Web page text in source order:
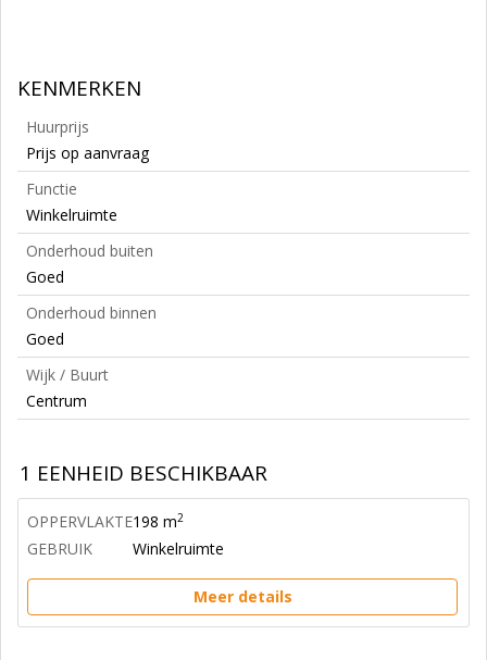
KENMERKEN
Huurprijs
Prijs op aanvraag
Functie
Winkelruimte
Onderhoud buiten
Goed
Onderhoud binnen
Goed
Wijk / Buurt
Centrum
1 EENHEID BESCHIKBAAR
OPPERVLAKTE198 m2
GEBRUIK Winkelruimte
Meer details